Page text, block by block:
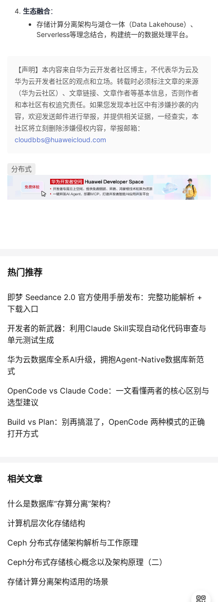
生态融合：
存储计算分离架构与湖仓一体（Data Lakehouse）、
Serverless等理念结合，构建统一的数据处理平台。
【声明】本内容来自华为云开发者社区博主，不代表华为云及
华为云开发者社区的观点和立场。转载时必须标注文章的来源
（华为云社区）、文章链接、文章作者等基本信息，否则作者
和本社区有权追究责任。如果您发现本社区中有涉嫌抄袭的内
容，欢迎发送邮件进行举报，并提供相关证据，一经查实，本
社区将立刻删除涉嫌侵权内容，举报邮箱：
cloudbbs@huaweicloud.com
分布式
热门推荐
即梦 Seedance 2.0 官方使用手册发布：完整功能解析 +
下载入口
开发者的新武器：利用Claude Skill实现自动化代码审查与
单元测试生成
华为云数据库全系AI升级，拥抱Agent-Native数据库新范
式
OpenCode vs Claude Code：一文看懂两者的核心区别与
选型建议
Build vs Plan：别再搞混了，OpenCode 两种模式的正确
打开方式
相关文章
什么是数据库“存算分离”架构？
计算机层次化存储结构
Ceph 分布式存储架构解析与工作原理
Ceph分布式存储核心概念以及架构原理（二）
存储计算分离架构适用的场景